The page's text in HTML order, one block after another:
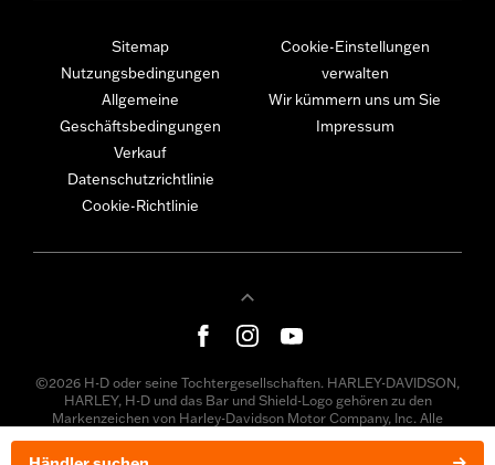
Sitemap
Nutzungsbedingungen
Allgemeine
Geschäftsbedingungen
Verkauf
Datenschutzrichtlinie
Cookie-Richtlinie
Cookie-Einstellungen
verwalten
Wir kümmern uns um Sie
Impressum
©2026 H-D oder seine Tochtergesellschaften. HARLEY-DAVIDSON,
HARLEY, H-D und das Bar und Shield-Logo gehören zu den
Markenzeichen von Harley-Davidson Motor Company, Inc. Alle